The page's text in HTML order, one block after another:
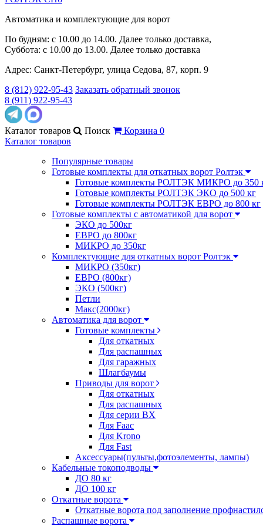
Автоматика и комплектующие для ворот
По будням: с 10.00 до 14.00. Далее только доставка,
Суббота: с 10.00 до 13.00. Далее только доставка
Адрес: Санкт-Петербург, улица Седова, 87, корп. 9
8 (812) 922-95-43 Заказать обратный звонок
8 (911) 922-95-43
Каталог товаров Поиск Корзина 0
Каталог товаров
Популярные товары
Готовые комплекты для откатных ворот Ролтэк
Готовые комплекты РОЛТЭК МИКРО до 350
Готовые комплекты РОЛТЭК ЭКО до 500 кг
Готовые комплекты РОЛТЭК ЕВРО до 800 кг
Готовые комплекты с автоматикой для ворот
ЭКО до 500кг
ЕВРО до 800кг
МИКРО до 350кг
Комплектующие для откатных ворот Ролтэк
МИКРО (350кг)
ЕВРО (800кг)
ЭКО (500кг)
Петли
Макс(2000кг)
Автоматика для ворот
Готовые комплекты
Для откатных
Для распашных
Для гаражных
Шлагбаумы
Приводы для ворот
Для откатных
Для распашных
Для серии BX
Для Faac
Для Krono
Для Fast
Аксессуары(пульты,фотоэлементы, лампы)
Кабельные токоподводы
ДО 80 кг
ДО 100 кг
Откатные ворота
Откатные ворота под заполнение
Распашные ворота